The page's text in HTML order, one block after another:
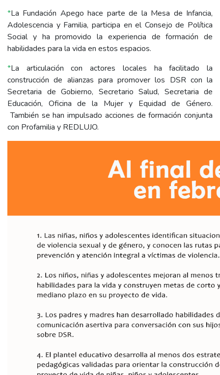
*La Fundación Apego hace parte de la Mesa de Infancia,
Adolescencia y Familia, participa en el Consejo de Política
Social y ha promovido la experiencia de formación de
habilidades para la vida en estos espacios.
*La articulación con actores locales ha facilitado la
construcción de alianzas para promover los DSR con la
Secretaria de Gobierno, Secretario Salud, Secretaria de
Educación, Oficina de la Mujer y Equidad de Género.
También se han impulsado acciones de formación conjunta
con Profamilia y REDLUJO.